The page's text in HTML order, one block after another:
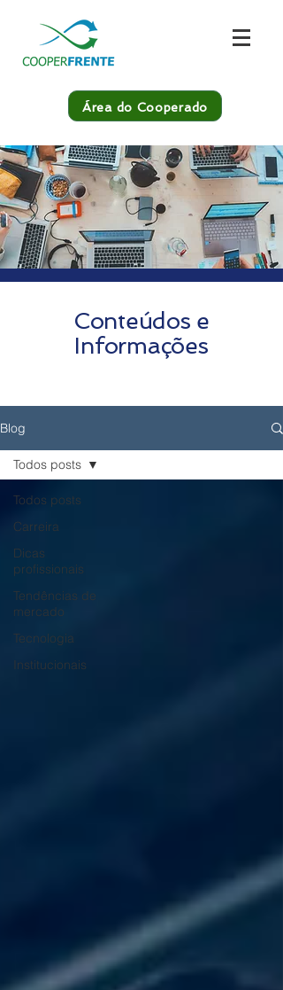
Área do Cooperado
Conteúdos e
Informações
Blog
Todos posts
Carreira
Dicas
profissionais
Tendências de
mercado
Tecnologia
Institucionais
Todos posts